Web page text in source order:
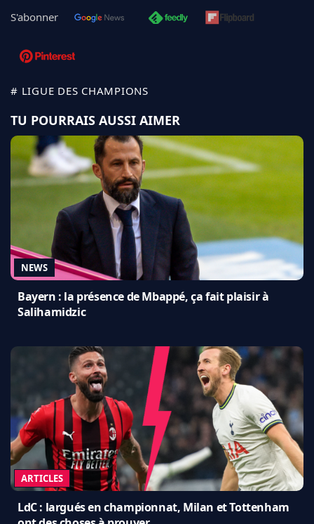
S'abonner
# LIGUE DES CHAMPIONS
TU POURRAIS AUSSI AIMER
NEWS
Bayern : la présence de Mbappé, ça fait plaisir à
Salihamidzic
ARTICLES
LdC : largués en championnat, Milan et Tottenham